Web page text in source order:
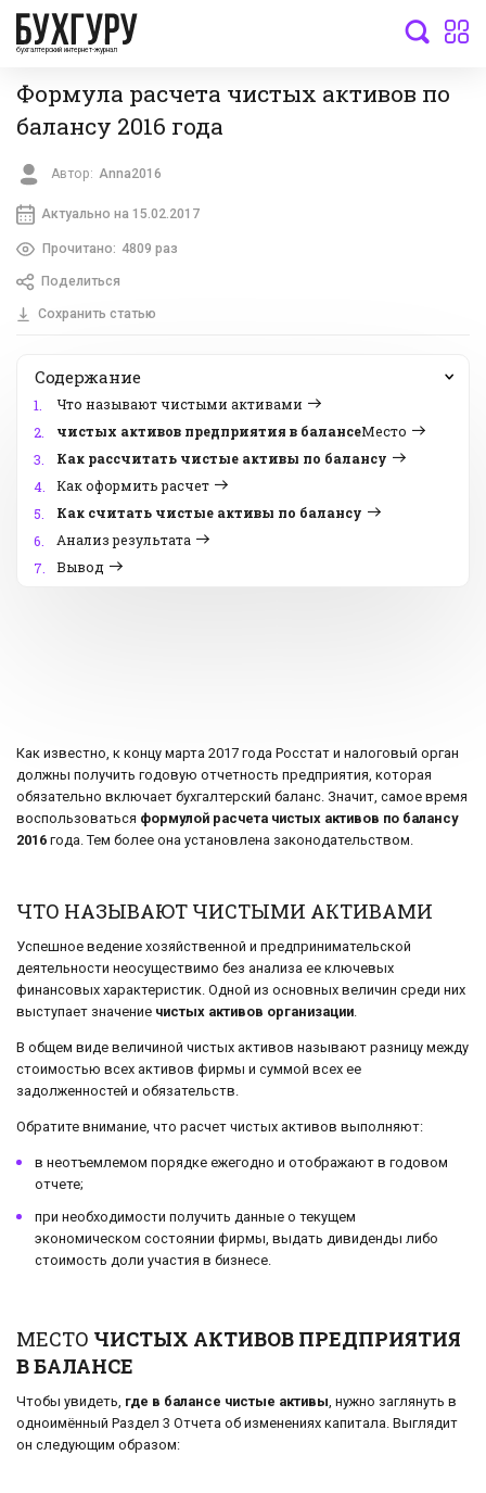
бухгалтерский интернет-журнал
Формула расчета чистых активов по
балансу 2016 года
Автор: Anna2016
Актуально на 15.02.2017
Прочитано: 4809 раз
Поделиться
Сохранить статью
Содержание
1.
Что называют чистыми активами
2.
Место
чистых активов предприятия в балансе
3.
Как рассчитать чистые активы по балансу
4.
Как оформить расчет
5.
Как считать чистые активы по балансу
6.
Анализ результата
7.
Вывод
Как известно, к концу марта 2017 года Росстат и налоговый орган
должны получить годовую отчетность предприятия, которая
обязательно включает бухгалтерский баланс. Значит, самое время
воспользоваться формулой расчета чистых активов по балансу
2016 года. Тем более она установлена законодательством.
ЧТО НАЗЫВАЮТ ЧИСТЫМИ АКТИВАМИ
Успешное ведение хозяйственной и предпринимательской
деятельности неосуществимо без анализа ее ключевых
финансовых характеристик. Одной из основных величин среди них
выступает значение чистых активов организации.
В общем виде величиной чистых активов называют разницу между
стоимостью всех активов фирмы и суммой всех ее
задолженностей и обязательств.
Обратите внимание, что расчет чистых активов выполняют:
в неотъемлемом порядке ежегодно и отображают в годовом
отчете;
при необходимости получить данные о текущем
экономическом состоянии фирмы, выдать дивиденды либо
стоимость доли участия в бизнесе.
МЕСТО ЧИСТЫХ АКТИВОВ ПРЕДПРИЯТИЯ
В БАЛАНСЕ
Чтобы увидеть, где в балансе чистые активы , нужно заглянуть в
одноимённый Раздел 3 Отчета об изменениях капитала. Выглядит
он следующим образом: